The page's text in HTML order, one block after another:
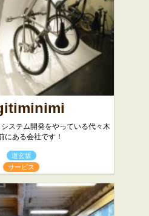
ステム開発をやっている代々木
にある会社です！
道玄坂
サービス